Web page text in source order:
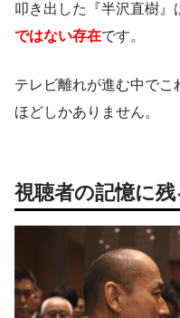
叩き出した『半沢直樹』
ではない存在です。
テレビ離れが進む中でこ
ほどしかありません。
視聴者の記憶に